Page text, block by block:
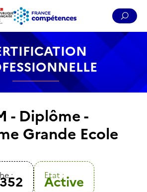
Menu Pied de page
de navigation
- Diplôme -
Grande Ecole
: Etat :
Active